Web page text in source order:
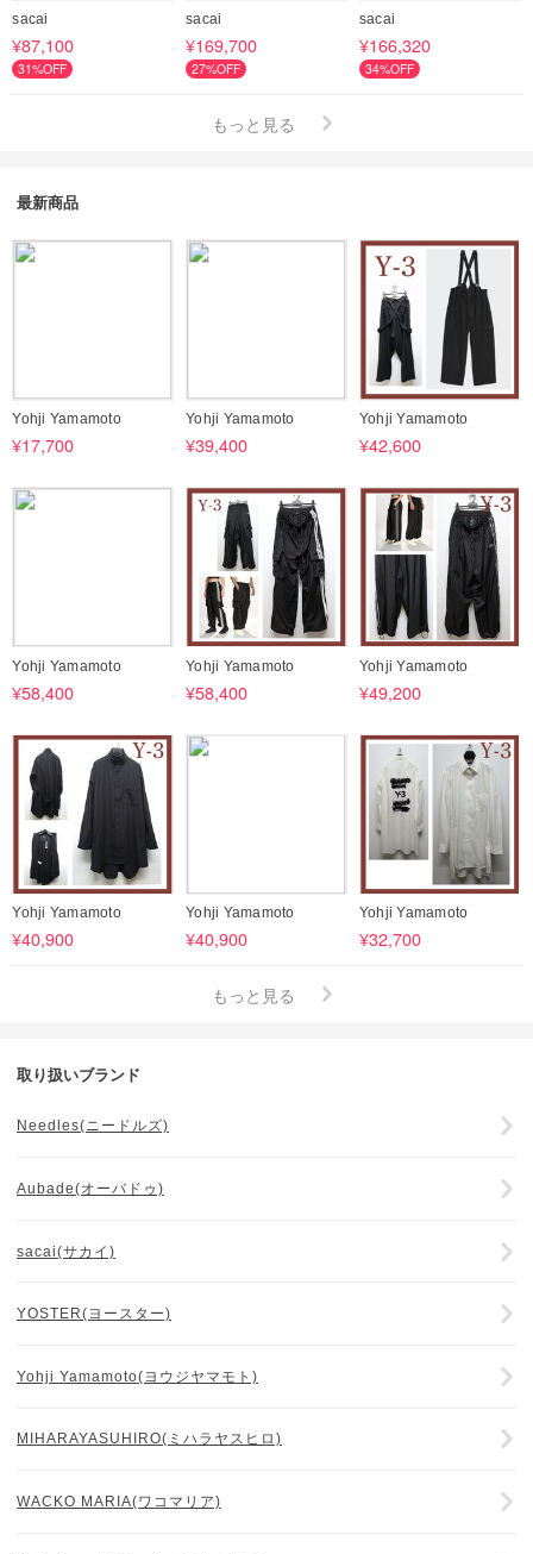
sacai
¥87,100
31%OFF
sacai
¥169,700
27%OFF
sacai
¥166,320
34%OFF
もっと見る
最新商品
Yohji Yamamoto
¥17,700
Yohji Yamamoto
¥39,400
Yohji Yamamoto
¥42,600
Yohji Yamamoto
¥58,400
Yohji Yamamoto
¥58,400
Yohji Yamamoto
¥49,200
Yohji Yamamoto
¥40,900
Yohji Yamamoto
¥40,900
Yohji Yamamoto
¥32,700
もっと見る
取り扱いブランド
Needles(ニードルズ)
Aubade(オーバドゥ)
sacai(サカイ)
YOSTER(ヨースター)
Yohji Yamamoto(ヨウジヤマモト)
MIHARAYASUHIRO(ミハラヤスヒロ)
WACKO MARIA(ワコマリア)